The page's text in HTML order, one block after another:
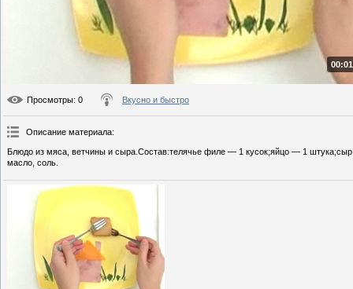
Просмотры: 0 Вкусно и быстро
Описание материала:
Блюдо из мяса, ветчины и сыра.Состав:телячье филе — 1 кусок;яйцо — 1
масло, соль.